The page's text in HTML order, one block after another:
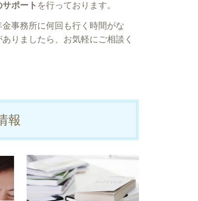
ポート を行っております。
事務所に何回も行く時間がな
りましたら、お気軽にご相談く
報